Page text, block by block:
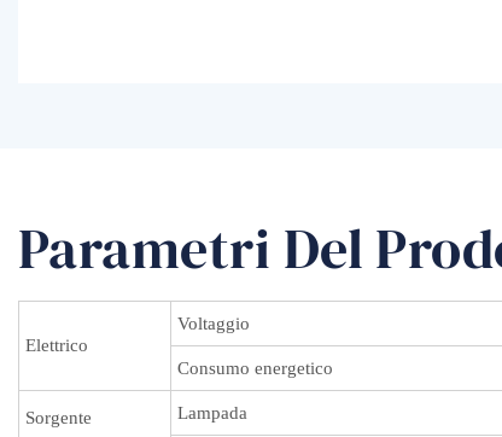
Parametri Del
Elettrico
Voltaggio
Consumo energetico
Sorgente
Lampada